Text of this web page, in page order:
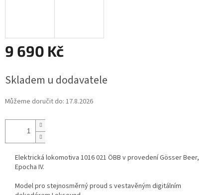
9 690 Kč
cena:
Skladem u dodavatele
Můžeme doručit do: 17.8.2026
Elektrická lokomotiva 1016 021 ÖBB v provedení Gösser Beer,
Epocha IV.
Model pro stejnosměrný proud s vestavěným digitálním